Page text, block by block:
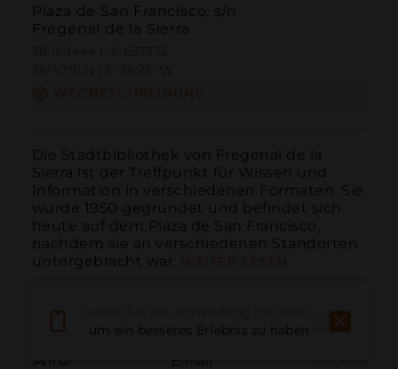
Plaza de San Francisco, s/n
Fregenal de la Sierra
Die Stadtbibliothek von Fregenal de la
Sierra ist der Treffpunkt für Wissen und
Information in verschiedenen Formaten. Sie
wurde 1950 gegründet und befindet sich
heute auf dem Plaza de San Francisco,
nachdem sie an verschiedenen Standorten
untergebracht war.
Anruf E-Mail
um ein besseres Erlebnis zu haben